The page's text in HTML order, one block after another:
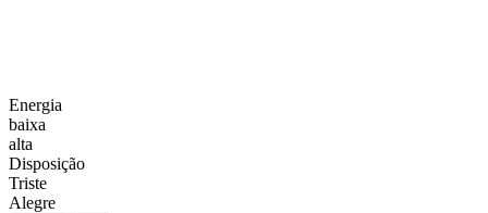
Energia
baixa
alta
Disposição
Triste
Alegre